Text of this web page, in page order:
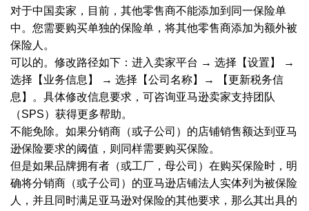
对于中国卖家，目前，其他零售商不能添加到同一保险单
中。您需要购买单独的保险单，将其他零售商添加为额外被
保险人。
可以的。修改路径如下：进入卖家平台 → 选择【设置】 →
选择【业务信息】 → 选择【公司名称】→ 【更新税务信
息】。具体修改信息要求，可咨询亚马逊卖家支持团队
（SPS）获得更多帮助。
不能免除。如果分销商（或子公司）的店铺销售额达到亚马
逊保险要求的阈值，则同样需要购买保险。
但是如果品牌拥有者（或工厂，母公司）在购买保险时，明
确将分销商（或子公司）的亚马逊店铺法人实体列为被保险
人，并且同时满足亚马逊对保险的其他要求，那么其出具的